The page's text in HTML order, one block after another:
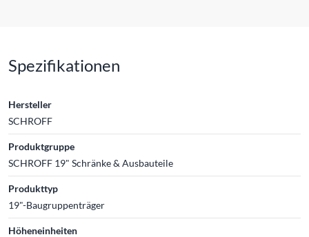
Spezifikationen
Hersteller
SCHROFF
Produktgruppe
SCHROFF 19" Schränke & Ausbauteile
Produkttyp
19"-Baugruppenträger
Höheneinheiten